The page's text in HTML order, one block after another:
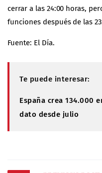
cerrar a las 24:00 horas,
funciones después de las
Fuente: El Día.
Te puede interesar:
España crea 134.000
dato desde julio
Post